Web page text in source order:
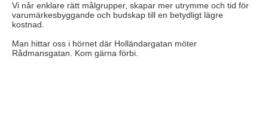
Vi når enklare rätt målgrupper, skapar mer utrymme och tid för
varumärkesbyggande och budskap till en betydligt lägre
kostnad.
Man hittar oss i hörnet där Holländargatan möter
Rådmansgatan. Kom gärna förbi.